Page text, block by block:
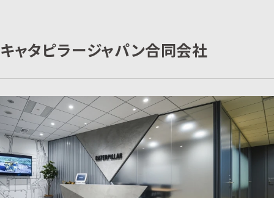
キャタピラージャパン合同会社